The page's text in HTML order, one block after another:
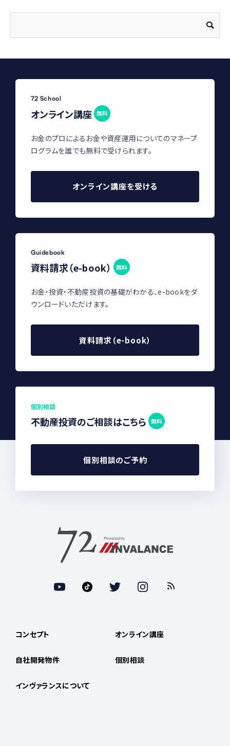
72 School
オンライン講座 無料
お金のプロによるお金や資産運用についてのマネープ
ログラムを誰でも無料で受けられます。
オンライン講座を受ける
Guidebook
資料請求（e-book） 無料
お金・投資・不動産投資の基礎がわかる、e-bookをダ
ウンロードいただけます。
資料請求（e-book）
個別相談
不動産投資のご相談はこちら 無料
個別相談のご予約
コンセプト
自社開発物件
インヴァランスについて
オンライン講座
個別相談